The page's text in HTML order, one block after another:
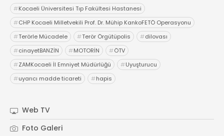
#Kocaeli Üniversitesi Tıp Fakültesi Hastanesi
#CHP Kocaeli Milletvekili Prof. Dr. Mühip KankoFETÖ Operasyonu
#Terörle Mücadele #Terör Örgütüpolis #dilovası
#cinayetBANZİN #MOTORİN #ÖTV
#ZAMKocaeli İl Emniyet Müdürlüğü #Uyuşturucu
#uyarıcı madde ticareti #hapis
Web TV
Foto Galeri